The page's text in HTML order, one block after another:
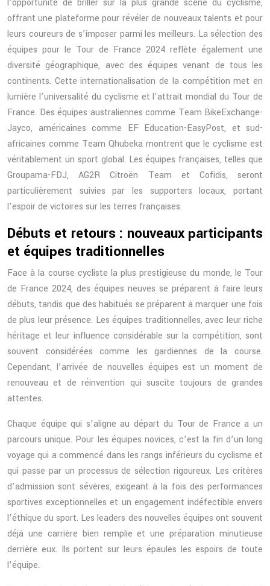
offrant une plateforme pour révéler de nouveaux talents et pour
leurs coureurs de s’imposer parmi les meilleurs. La sélection des
équipes pour le Tour de France 2024 reflète également une
diversité géographique, avec des équipes venant de tous les
continents. Cette internationalisation de la compétition met en
lumière l’universalité du cyclisme et l’attrait mondial du Tour de
France. Des équipes australiennes comme Team BikeExchange-
Jayco, américaines comme EF Education-EasyPost, et sud-
africaines comme Team Qhubeka montrent que le cyclisme est
véritablement un sport global. Les équipes françaises, telles que
Groupama-FDJ, AG2R Citroën Team et Cofidis, seront
particulièrement suivies par les supporters locaux, portant
l’espoir de victoires sur les terres françaises.
Débuts et retours : nouveaux participants
et équipes traditionnelles
Face à la course cycliste la plus prestigieuse du monde, le Tour
de France 2024, des équipes neuves se préparent à faire leurs
débuts, tandis que des habitués se préparent à marquer une fois
de plus leur présence. Les équipes traditionnelles, avec leur riche
héritage et leur influence considérable sur la compétition, sont
souvent considérées comme les gardiennes de la course.
Cependant, l’arrivée de nouvelles équipes est un moment de
renouveau et de réinvention qui suscite toujours de grandes
attentes.
Chaque équipe qui s’aligne au départ du Tour de France a un
parcours unique. Pour les équipes novices, c’est la fin d’un long
voyage qui a commencé dans les rangs inférieurs du cyclisme et
qui passe par un processus de sélection rigoureux. Les critères
d’admission sont sévères, exigeant à la fois des performances
sportives exceptionnelles et un engagement indéfectible envers
l’éthique du sport. Les leaders des nouvelles équipes ont souvent
déjà une carrière bien remplie et une préparation minutieuse
derrière eux. Ils portent sur leurs épaules les espoirs de toute
l’équipe.